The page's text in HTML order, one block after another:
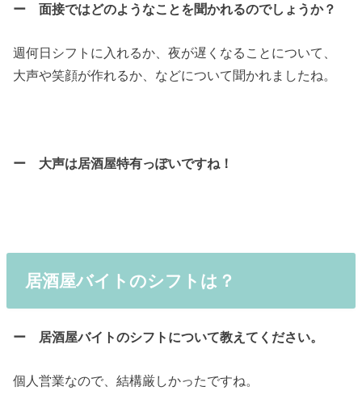
ー 面接ではどのようなことを聞かれるのでしょうか？
週何日シフトに入れるか、夜が遅くなることについて、
大声や笑顔が作れるか、などについて聞かれましたね。
ー 大声は居酒屋特有っぽいですね！
居酒屋バイトのシフトは？
ー 居酒屋バイトのシフトについて教えてください。
個人営業なので、結構厳しかったですね。